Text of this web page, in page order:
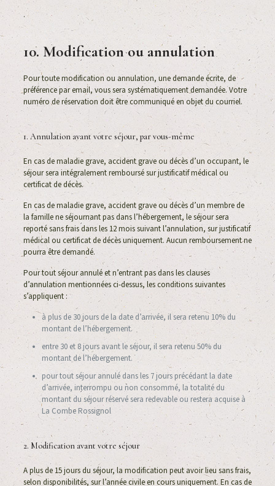
.
10. Modification ou annulation
Pour toute modification ou annulation, une demande écrite, de
préférence par email, vous sera systématiquement demandée. Votre
numéro de réservation doit être communiqué en objet du courriel.
1. Annulation avant votre séjour, par vous-même
En cas de maladie grave, accident grave ou décès d’un occupant, le
séjour sera intégralement remboursé sur justificatif médical ou
certificat de décès.
En cas de maladie grave, accident grave ou décès d’un membre de
la famille ne séjournant pas dans l’hébergement, le séjour sera
reporté sans frais dans les 12 mois suivant l’annulation, sur justificatif
médical ou certificat de décès uniquement. Aucun remboursement ne
pourra être demandé.
Pour tout séjour annulé et n’entrant pas dans les clauses
d’annulation mentionnées ci-dessus, les conditions suivantes
s’appliquent :
à plus de 30 jours de la date d’arrivée, il sera retenu 10% du
montant de l’hébergement.
entre 30 et 8 jours avant le séjour, il sera retenu 50% du
montant de l’hébergement.
pour tout séjour annulé dans les 7 jours précédant la date
d’arrivée, interrompu ou non consommé, la totalité du
montant du séjour réservé sera redevable ou restera acquise à
La Combe Rossignol
2. Modification avant votre séjour
A plus de 15 jours du séjour, la modification peut avoir lieu sans frais,
selon disponibilités, sur l’année civile en cours uniquement. En cas de